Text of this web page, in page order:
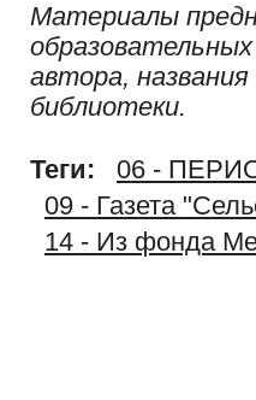
Материалы
автора,
библиотеки.
Теги:
06 -
09 - Газета
14 - Из фонда